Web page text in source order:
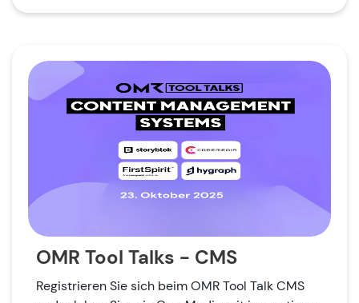
OMR Tool Talks - CMS
Registrieren Sie sich beim OMR Tool Talk CMS